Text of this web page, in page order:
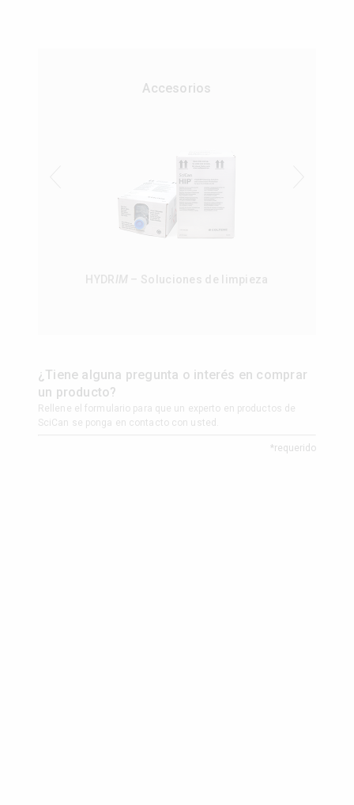
Accesorios
HYDRIM – Soluciones de limpieza
¿Tiene alguna pregunta o interés en comprar
un producto?
Rellene el formulario para que un experto en productos de
SciCan se ponga en contacto con usted.
*requerido